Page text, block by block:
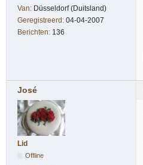
Van: Düsseldorf (Duitsland)
Geregistreerd: 04-04-2007
Berichten: 136
José
Lid
Offline